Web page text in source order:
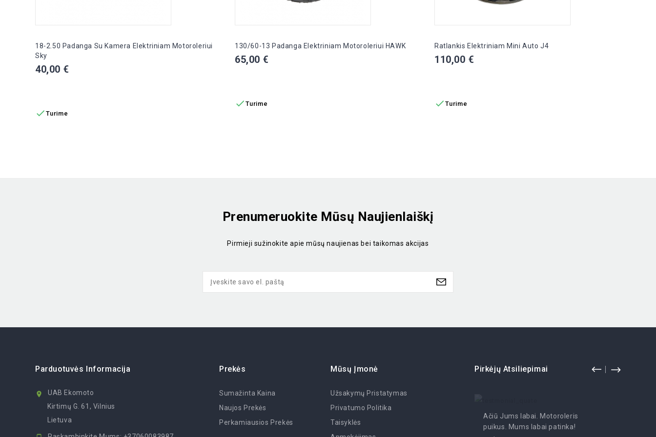
18-2.50 Padanga Su Kamera Elektriniam Motoroleriui
Sky
Kaina
40,00 €
 Turime
130/60-13 Padanga Elektriniam Motoroleriui HAWK
Kaina
65,00 €
 Turime
Ratlankis Elektriniam Mini Auto J4
Kaina
110,00 €
 Turime
Prenumeruokite Mūsų Naujienlaiškį
Pirmieji sužinokite apie mūsų naujienas bei taikomas akcijas
Parduotuvės Informacija

UAB Ekomoto
Kirtimų G. 61, Vilnius
Lietuva
Prekės
Sumažinta Kaina
Naujos Prekės
Perkamiausios Prekės
Mūsų Įmonė
Užsakymų Pristatymas
Privatumo Politika
Taisyklės
Pirkėjų Atsiliepimai
Ačiū Jums labai. Motoroleris
puikus. Mums labai patinka!